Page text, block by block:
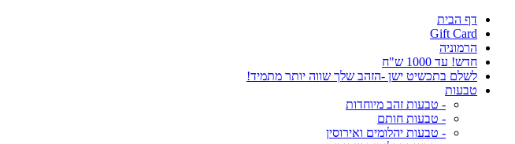
דף הבית
Gift Card
הרמוניה
חדש! עד 1000 ש"ח
לשלם בתכשיט ישן -הזהב שלך שווה יותר מתמיד!
טבעות
- טבעות זהב מיוחדות
- טבעות חותם
- טבעות יהלומים ואירוסין